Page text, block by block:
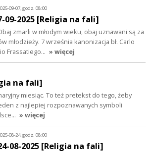
09-07, godz. 08:00
09-2025 [Religia na fali]
zmarli w młodym wieku, obaj uznawani są za
młodzieży. 7 września kanonizacja bł. Carlo
Frassatiego… » więcej
na fali]
miesiąc. To też pretekst do tego, żeby
z najlepiej rozpoznawanych symboli
» więcej
08-24, godz. 08:00
08-2025 [Religia na fali]